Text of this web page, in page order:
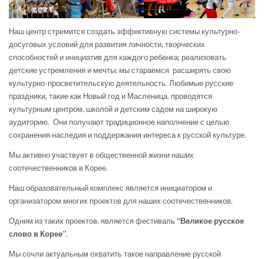
Наш центр стремится создать эффективную системы культурно-
досуговых условий для развития личности, творческих
способностей и инициатив для каждого ребенка; реализовать
детские устремления и мечты; мы стараемся расширять свою
культурно-просветительскую деятельность. Любимые русские
праздники, такие как Новый год и Масленица, проводятся
культурным центром, школой и детским садом на широкую
аудиторию. Они получают традиционное наполнение с целью
сохранения наследия и поддержания интереса к русской культуре.
Мы активно участвует в общественной жизни наших
соотечественников в Корее.
Наш образовательный комплекс является инициатором и
организатором многих проектов для наших соотечественников.
Одним из таких проектов, является фестиваль “Великое русское
слово в Корее”.
Мы сочли актуальным охватить такое направление русской